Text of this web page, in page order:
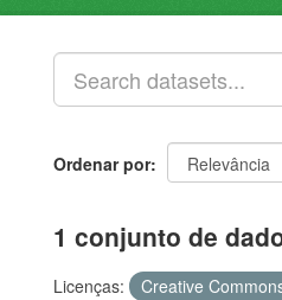
Ordenar por
1 conjunto de
Licenças: Creative